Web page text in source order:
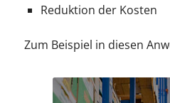
Reduktion der Kosten
Zum Beispiel in diesen